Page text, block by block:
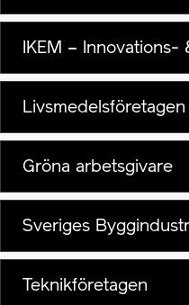
IKEM – Innovations-
Livsmedelsföretagen
Gröna arbetsgivare
Sveriges
Teknikföretagen